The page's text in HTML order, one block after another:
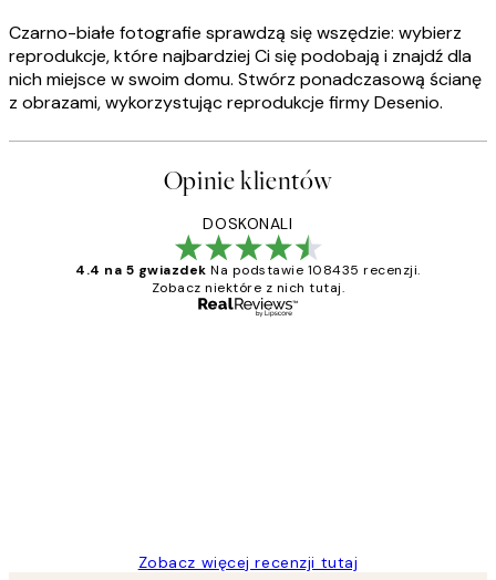
Czarno-białe fotografie sprawdzą się wszędzie: wybierz
reprodukcje, które najbardziej Ci się podobają i znajdź dla
nich miejsce w swoim domu. Stwórz ponadczasową ścianę
z obrazami, wykorzystując reprodukcje firmy Desenio.
Opinie klientów
DOSKONALI
4.4 na 5 gwiazdek Na podstawie 108435 recenzji.
Zobacz niektóre z nich tutaj.
Zobacz więcej recenzji tutaj